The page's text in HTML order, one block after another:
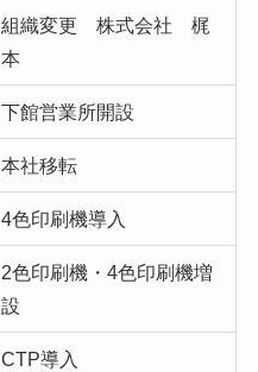
組織変更 株式会社 梶
本
下館営業所開設
本社移転
4色印刷機導入
2色印刷機・4色印刷機増
設
CTP導入